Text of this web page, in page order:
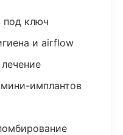
под ключ
и airflow
имплантов